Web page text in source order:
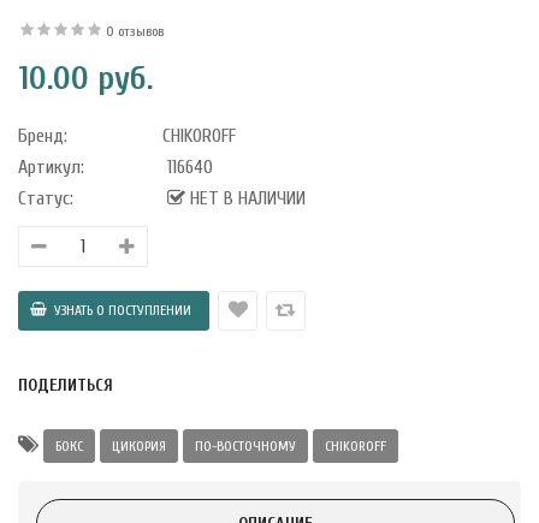
в
Укрепление
0 отзывов
10.00 руб.
Бренд:
CHIKOROFF
Артикул:
116640
Статус:
НЕТ В НАЛИЧИИ
ПОДЕЛИТЬСЯ
БОКС ЦИКОРИЯ ПО-ВОСТОЧНОМУ CHIKOROFF